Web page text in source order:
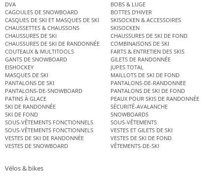
DVA
BOBS & LUGE
CAGOULES DE SNOWBOARD
BOTTES D’HIVER
CASQUES DE SKI ET MASQUES DE SKI
SKISOCKEN & ACCESSOIRES
CHAUSSETTES & CHAUSSONS
SKISOCKEN
CHAUSSURES DE SKI
CHAUSSURES DE SKI DE FOND
CHAUSSURES DE SKI DE RANDONNÉE
COMBINAISONS DE SKI
COUTEAUX & MULTITOOLS
FARTS & ENTRETIEN DES SKIS
GANTS DE SNOWBOARD
GILETS DE RANDONNÉE
EISHOCKEY
JUPES TOTAL
MASQUES DE SKI
MAILLOTS DE SKI DE FOND
PANTALONS DE SKI
PANTALONS-DE-RANDONNEE
PANTALONS-DE-SNOWBOARD
PANTALONS DE SKI DE FOND
PATINS À GLACE
PEAUX POUR SKIS DE RANDONNÉE
SKI DE RANDONNÉE
SÉCURITÉ-AVALANCHE
SKI DE FOND
SNOWBOARDS
SOUS-VÊTEMENTS FONCTIONNELS
SOUS-VÊTEMENTS
SOUS-VÊTEMENTS FONCTIONNELS
VESTES ET GILETS DE SKI
VESTES DE SKI DE RANDONNÉE
VESTES DE SKI DE FOND
VESTES DE SNOWBOARD
VÊTEMENTS-DE-SKI
Vélos & bikes